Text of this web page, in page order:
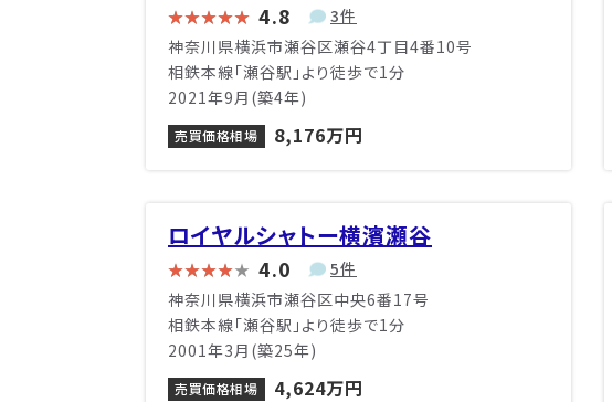
4.8
3件
神奈川県横浜市瀬谷区瀬谷4丁目4番10号
相鉄本線「瀬谷駅」より徒歩で1分
2021年9月(築4年)
売買価格相場 8,176万円
ロイヤルシャトー横濱瀬谷
4.0
5件
神奈川県横浜市瀬谷区中央6番17号
相鉄本線「瀬谷駅」より徒歩で1分
2001年3月(築25年)
売買価格相場 4,624万円